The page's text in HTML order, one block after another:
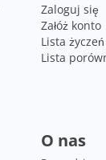
Zaloguj się
Załóż konto
Lista życzeń
Lista
O nas